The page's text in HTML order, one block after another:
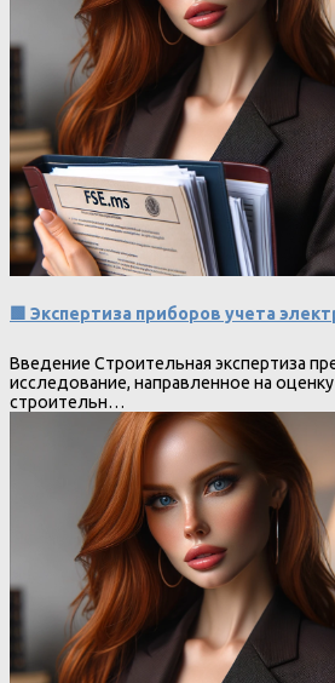
🟩 Экспертиза приборов учета
Введение Строительная экспертиза
исследование, направленное на
строительн…